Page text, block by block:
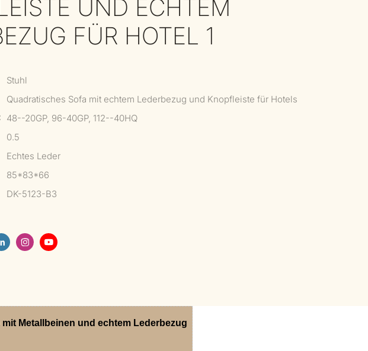
UND ECHTEM
FÜR HOTEL 1
Stuhl
Quadratisches Sofa mit echtem Lederbezug und Knopfleiste für Hotels
48--20GP, 96-40GP, 112--40HQ
0.5
Echtes Leder
85*83*66
DK-5123-B3
Metallbeinen und echtem Lederbezug